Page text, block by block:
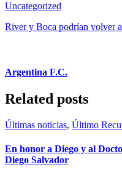
Uncategorized
River y Boca podrían volver
Argentina F.C.
Related posts
Últimas noticias, Último
En honor a Diego y al
Diego Salvador